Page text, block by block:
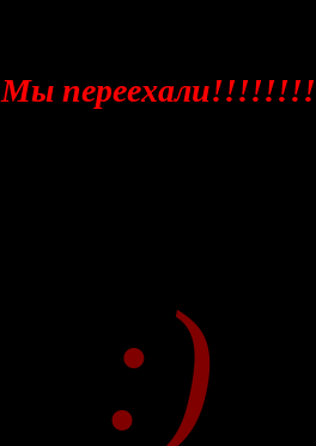
Мы переехали!!!!!!!!
:)